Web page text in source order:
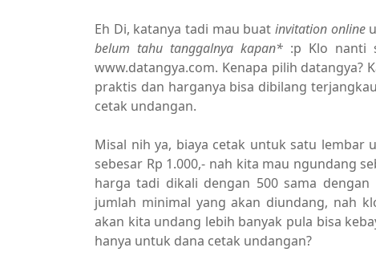
Eh Di, katanya tadi mau buat invitation online
belum tahu tanggalnya kapan*:p Klo nanti
www.datangya.com. Kenapa pilih
praktis dan harganya bisa dibilang
cetak undangan.
Misal nih ya, biaya cetak untuk satu lembar
sebesar Rp 1.000,- nah kita mau ngundang
harga tadi dikali dengan 500 sama
jumlah minimal yang akan diundang, nah
akan kita undang lebih banyak pula bisa
hanya untuk dana cetak undangan?